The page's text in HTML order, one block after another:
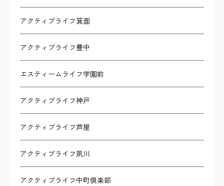
アクティブライフ箕面
アクティブライフ豊中
エスティームライフ学園前
アクティブライフ神戸
アクティブライフ芦屋
アクティブライフ夙川
アクティブライフ中町倶楽部